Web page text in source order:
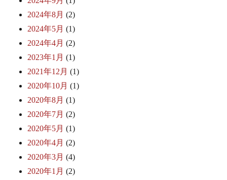
2024年8月 (2)
2024年5月 (1)
2024年4月 (2)
2023年1月 (1)
2021年12月 (1)
2020年10月 (1)
2020年8月 (1)
2020年7月 (2)
2020年5月 (1)
2020年4月 (2)
2020年3月 (4)
2020年1月 (2)